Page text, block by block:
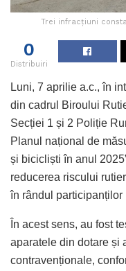
Trei infracțiuni
0
Distribuiri
Luni, 7 aprilie a.c., în
din cadrul Biroului
Secției 1 și 2 Poliție
Planul național de
și bicicliști în anul
reducerea riscului
în rândul participanților
În acest sens, au fost
aparatele din dotare și
contravenționale,